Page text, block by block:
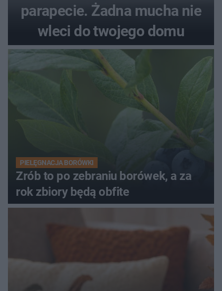
parapecie. Żadna mucha nie
wleci do twojego domu
PIELĘGNACJA BORÓWKI
Zrób to po zebraniu borówek, a za
rok zbiory będą obfite